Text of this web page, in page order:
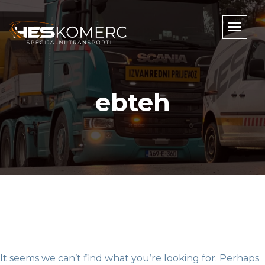
ebteh
It seems we can’t find what you’re looking for. Perhaps